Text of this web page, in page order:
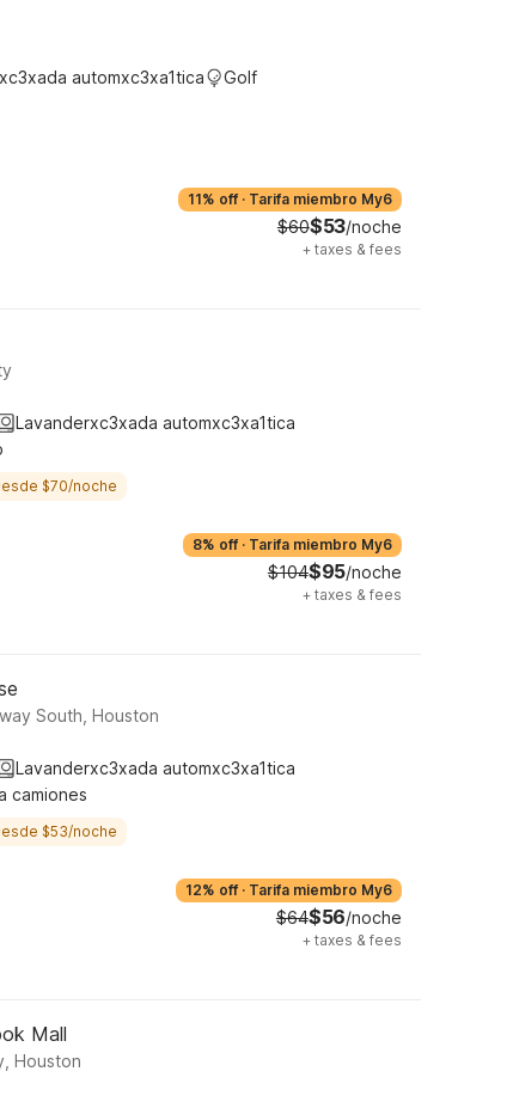
automxc3xa1tica
Golf
11% off · Tarifa miembro My6
$60$53/noche
+ taxes & fees
Lavanderxc3xada automxc3xa1tica
$70/noche
8% off · Tarifa miembro My6
$104$95/noche
+ taxes & fees
South, Houston
Lavanderxc3xada automxc3xa1tica
camiones
$53/noche
12% off · Tarifa miembro My6
$64$56/noche
+ taxes & fees
Mall
Houston